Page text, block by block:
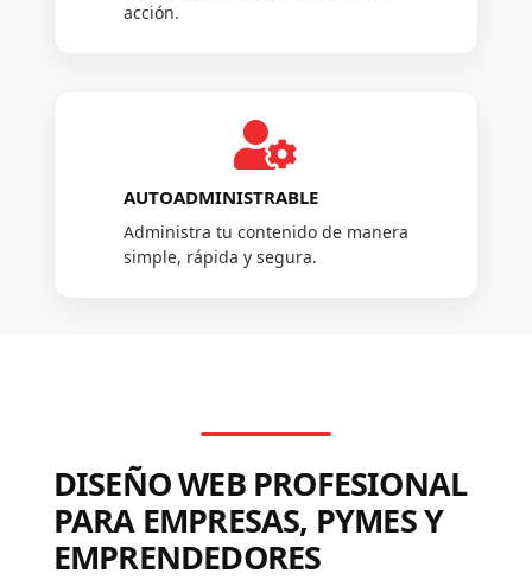
acción.

AUTOADMINISTRABLE
Administra tu contenido de manera
simple, rápida y segura.
DISEÑO WEB PROFESIONAL
PARA EMPRESAS, PYMES Y
EMPRENDEDORES